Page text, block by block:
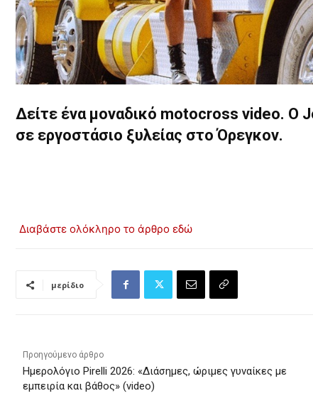
Δείτε ένα μοναδικό motocross video. Ο
σε εργοστάσιο ξυλείας στο Όρεγκον.
Διαβάστε ολόκληρο το άρθρο εδώ
μερίδιο
Προηγούμενο άρθρο
Ημερολόγιο Pirelli 2026: «Διάσημες, ώριμες γυναίκες με
εμπειρία και βάθος» (video)